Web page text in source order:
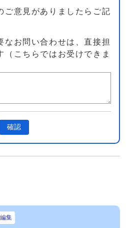
ご意見がありましたらご記
なお問い合わせは、直接担
（こちらではお受けできま
確認
編集